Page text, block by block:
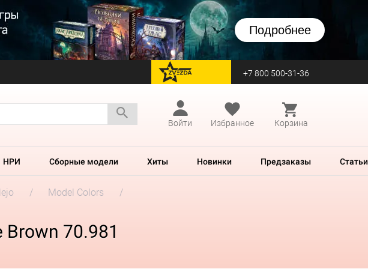
Подробнее
перейти на Zvezda +7 800 500-31-36
Войти
Избранное Корзина
НРИ Сборные модели Хиты Новинки Предзаказы Статьи
Model Colors
70.981